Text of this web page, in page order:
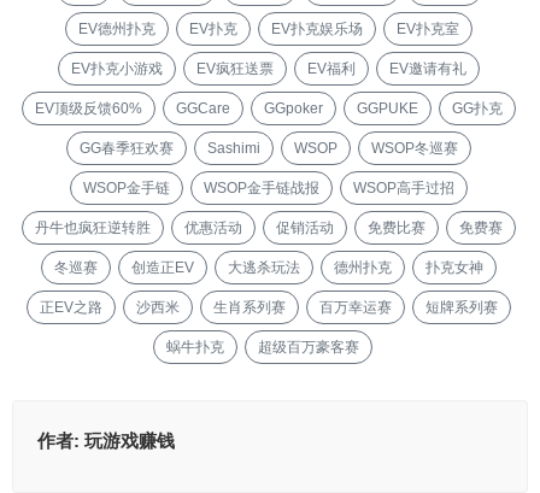
EV德州扑克 EV扑克 EV扑克娱乐场 EV扑克室
EV扑克小游戏 EV疯狂送票 EV福利 EV邀请有礼
EV顶级反馈60% GGCare GGpoker GGPUKE GG扑克
GG春季狂欢赛 Sashimi WSOP WSOP冬巡赛
WSOP金手链 WSOP金手链战报 WSOP高手过招
丹牛也疯狂逆转胜 优惠活动 促销活动 免费比赛 免费赛
冬巡赛 创造正EV 大逃杀玩法 德州扑克 扑克女神
正EV之路 沙西米 生肖系列赛 百万幸运赛 短牌系列赛
蜗牛扑克 超级百万豪客赛
作者: 玩游戏赚钱